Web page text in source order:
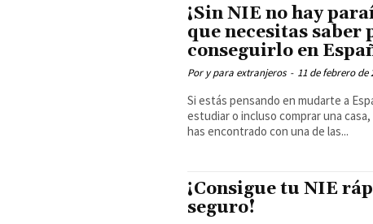
¡Sin NIE no hay
que necesitas saber
conseguirlo en
Por y para extranjeros - 11 de febrero de
Si estás pensando en mudarte a
estudiar o incluso comprar una
has encontrado con una de las...
¡Consigue tu NIE
seguro!